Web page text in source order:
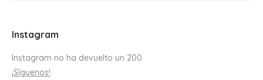
Instagram
Instagram no ha devuelto un 200.
¡Síguenos!